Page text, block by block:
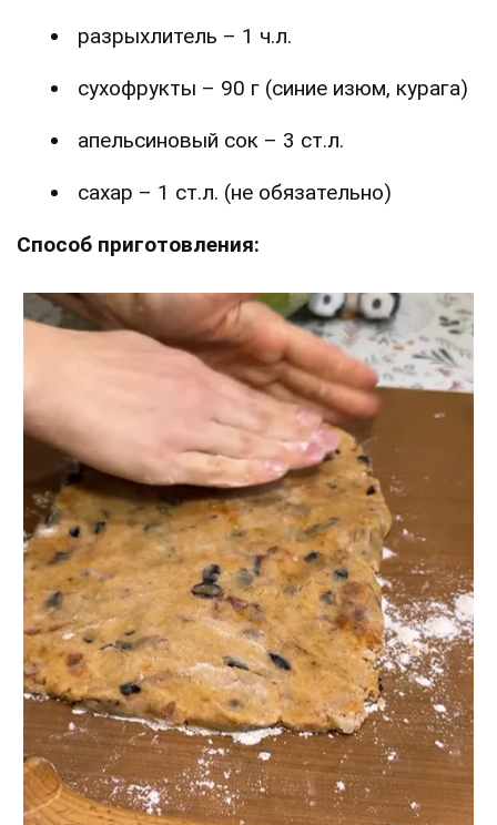
разрыхлитель – 1 ч.л.
сухофрукты – 90 г (синие изюм, курага)
апельсиновый сок – 3 ст.л.
сахар – 1 ст.л. (не обязательно)
Способ приготовления: